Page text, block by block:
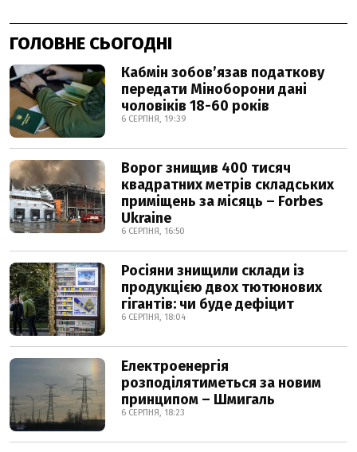
ГОЛОВНЕ СЬОГОДНІ
Кабмін зобовʼязав податкову
передати Міноборони дані
чоловіків 18-60 років
6 СЕРПНЯ, 19:39
Ворог знищив 400 тисяч
квадратних метрів складських
приміщень за місяць – Forbes
Ukraine
6 СЕРПНЯ, 16:50
Росіяни знищили склади із
продукцією двох тютюнових
гігантів: чи буде дефіцит
6 СЕРПНЯ, 18:04
Електроенергія
розподілятиметься за новим
принципом – Шмигаль
6 СЕРПНЯ, 18:23